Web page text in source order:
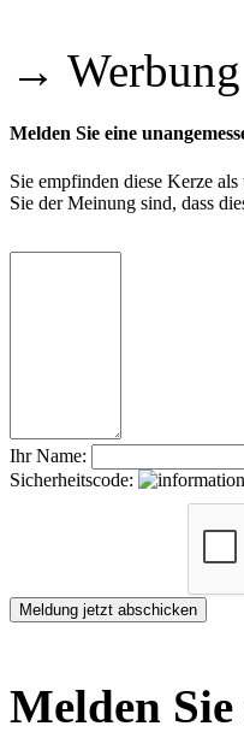
→
Melden Sie eine
Sie empfinden diese Kerze
Sie der Meinung sind, dass
Ihr Name:
Sicherheitscode:
Melden